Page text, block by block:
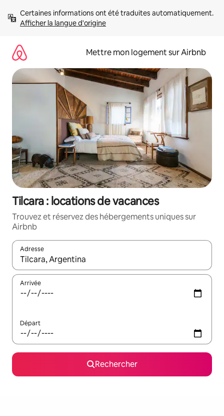
directement
Afficher la langue d'origine
Mettre mon logement sur Airbnb
Tilcara : locations de vacances
Trouvez et réservez des hébergements uniques sur
Airbnb
Adresse
Lorsque les résultats s'affichent, utilisez les flèches vers le
Arrivée
Départ
Rechercher